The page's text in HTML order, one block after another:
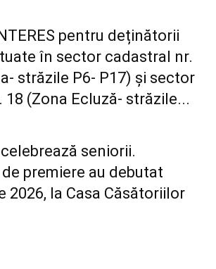
pentru deținătorii
în sector cadastral nr.
străzile P6- P17) și sector
(Zona Ecluză- străzile...
seniorii.
premiere au debutat
2026, la Casa Căsătoriilor